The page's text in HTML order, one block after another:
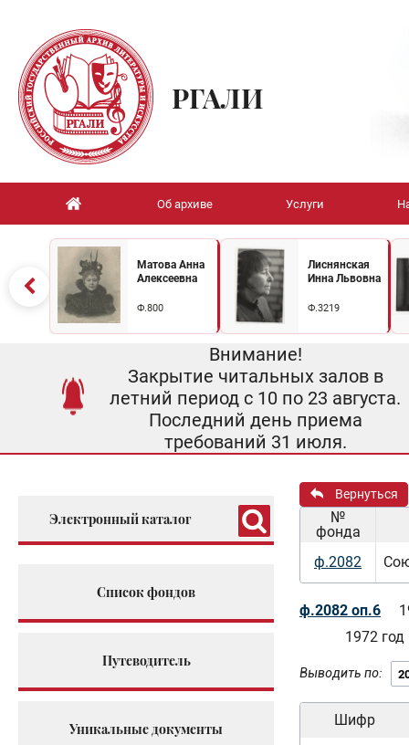
РГАЛИ
Об архиве Услуги
Матова Анна
Алексеевна
Ф.800
Лиснянская
Инна Львовна
Ф.3219
Внимание!
Закрытие читальных залов в
летний период с 10 по 23 августа.
Последний день приема
требований 31 июля.
Электронный каталог
Список фондов
Путеводитель
Уникальные документы
Вернуться
№
фонда
ф.2082
ф.2082 оп.6
1972 год
Выводить по:
Шифр